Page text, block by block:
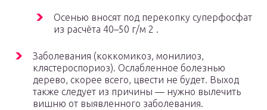
Осенью вносят под перекопку суперфосфат
из расчёта 40–50 г/м 2 .
Заболевания (коккомикоз, монилиоз,
клястероспориоз). Ослабленное болезнью
дерево, скорее всего, цвести не будет. Выход
также следует из причины — нужно вылечить
вишню от выявленного заболевания.